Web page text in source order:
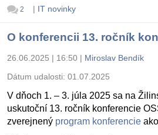
2 | IT novinky
O konferencii 13. ročník
26.06.2025 | 16:50 | Miroslav Bendík
Dátum udalosti: 01.07.2025
V dňoch 1. – 3. júla 2025 sa na
uskutoční 13. ročník konferencie
zverejnený program konferencie